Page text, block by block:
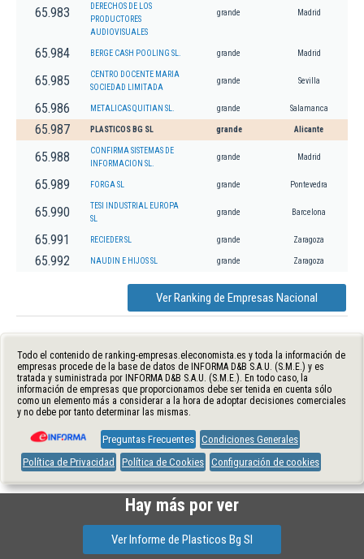
65.983
DERECHOS DE LOS
PRODUCTORES
AUDIOVISUALES
grande Madrid
65.984 BERGE CASH POOLING SL. grande Madrid
65.985
CENTRO DOCENTE MARIA
SOCIEDAD LIMITADA
grande Sevilla
65.986 METALICAS QUITIAN SL. grande Salamanca
65.987 PLASTICOS BG SL grande Alicante
65.988
CONFIRMA SISTEMAS DE
INFORMACION SL.
grande Madrid
65.989 FORGA SL grande Pontevedra
65.990
TESI INDUSTRIAL EUROPA
SL
grande Barcelona
65.991 RECIEDER SL grande Zaragoza
65.992 NAUDIN E HIJOS SL grande Zaragoza
Ver Ranking de Empresas Nacional
Todo el contenido de ranking-empresas.eleconomista.es y toda la información de
empresas procede de la base de datos de INFORMA D&B S.A.U. (S.M.E.) y es
tratada y suministrada por INFORMA D&B S.A.U. (S.M.E.). En todo caso, la
información de empresas que proporcionamos debe ser tenida en cuenta sólo
como un elemento más a considerar a la hora de adoptar decisiones comerciales
y no debe por tanto determinar las mismas.
Preguntas Frecuentes Condiciones Generales
Política de Privacidad
Política de Cookies Configuración de cookies
Hay más por ver
Ver Informe de Plasticos Bg Sl